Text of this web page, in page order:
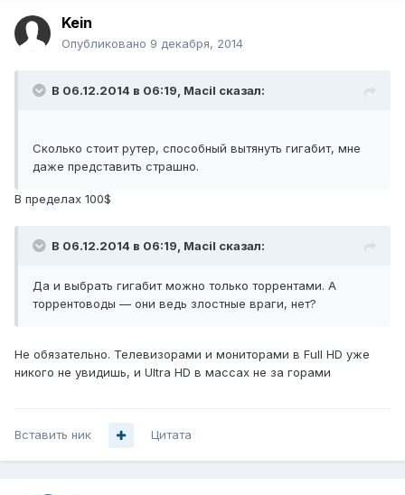
Kein
Опубликовано 9 декабря, 2014
В 06.12.2014 в 06:19, Macil сказал:
Сколько стоит рутер, способный вытянуть гигабит, мне
даже представить страшно.
В пределах 100$
В 06.12.2014 в 06:19, Macil сказал:
Да и выбрать гигабит можно только торрентами. А
торрентоводы — они ведь злостные враги, нет?
Не обязательно. Телевизорами и мониторами в Full HD уже
никого не увидишь, и Ultra HD в массах не за горами
Вставить ник Цитата